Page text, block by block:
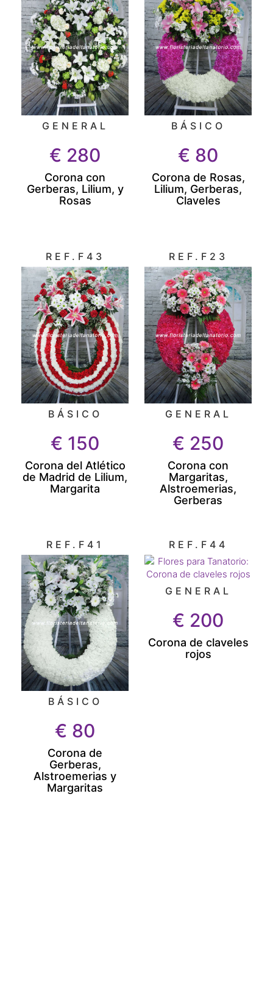
GENERAL
€ 280
Corona con
Gerberas, Lilium, y
Rosas
BÁSICO
€ 80
Corona de Rosas,
Lilium, Gerberas,
Claveles
REF.F43
BÁSICO
€ 150
Corona del Atlético
de Madrid de Lilium,
Margarita
REF.F23
GENERAL
€ 250
Corona con
Margaritas,
Alstroemerias,
Gerberas
REF.F41
BÁSICO
€ 80
Corona de
Gerberas,
Alstroemerias y
Margaritas
REF.F44
GENERAL
€ 200
Corona de claveles
rojos